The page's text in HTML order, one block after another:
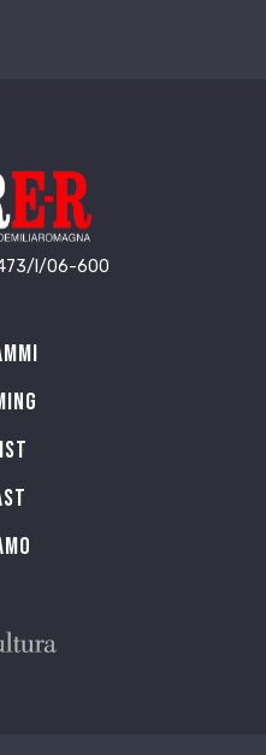
473/I/06-600